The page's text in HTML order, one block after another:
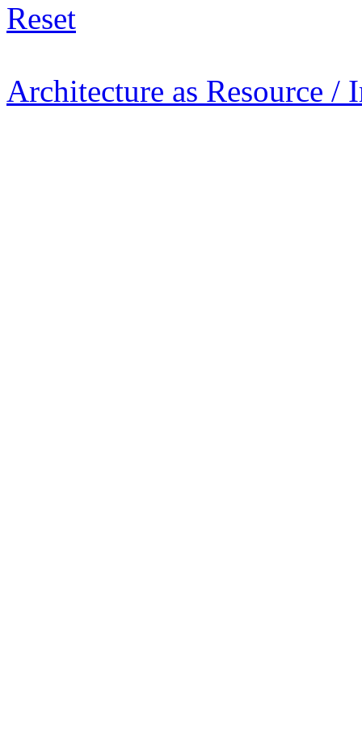
Reset
Architecture as Resource /